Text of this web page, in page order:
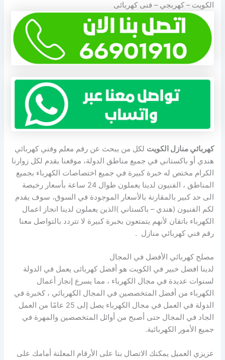
الكويت – كهربجي – فنى كهربائى
كهربائي منازل الكويت لكل من يبحث عن رقم معلم وفني كهربائي
هندي أو باكستاني في جميع مناطق الدولة، موقعنا يقدم لكل زوارنا
الكرام مختص له خبرة كبيرة في جميع اختصاصات الكهرباء بجميع
المناطق ، الفنيون لدينا يعملون طوال 24 ساعة بأسعار رخيصة
الى حد كبير بالمقارنة بالأسعار الموجودة في السوق، سوف يقدم
لكم الفنيون (هندي – باكستاني )الذين يعملون لدينا انجاز اعمال
الكهرباء باتقان لأنهم يتمتعون بخبرة كبيرة لا تتردد بالتواصل معنا
رقم فني كهربائي منازل .
مصلح كهربائي الأفضل في المجال
لدينا افضل خبير في الكويت هو أفضل كهربائى يعمل في الدولة
لسنوات عديدة في مجال الكهرباء ، مما يسرع إنجاز أعمال
الكهرباء من أفضل المتخصصين في المجال الكهربائي ، كخبرة في
الدولة في العمل في مجال الكهرباء يصل إلى 25 عامًا من العمل
الجاد في المجال حتى أصبح من أوائل المتخصصين والمهرة في
جميع الأمور الكهربائية.
عزيزي العميل يمكنك الاتصال بنا على الأرقام المعلنة أمامك على